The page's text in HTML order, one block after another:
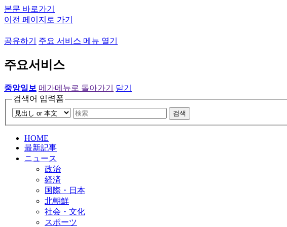
본문 바로가기
이전 페이지로 가기
공유하기 주요 서비스 메뉴 열기
주요서비스
중앙일보 메가메뉴로 돌아가기
닫기
검색어 입력폼
검색
HOME
最新記事
ニュース
政治
経済
国際・日本
北朝鮮
社会・文化
スポーツ